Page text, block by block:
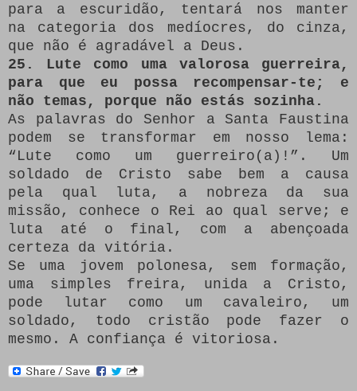
para a escuridão, tentará nos manter
na categoria dos medíocres, do cinza,
que não é agradável a Deus.
25. Lute como uma valorosa guerreira,
para que eu possa recompensar-te; e
não temas, porque não estás sozinha.
As palavras do Senhor a Santa Faustina
podem se transformar em nosso lema:
“Lute como um guerreiro(a)!”. Um
soldado de Cristo sabe bem a causa
pela qual luta, a nobreza da sua
missão, conhece o Rei ao qual serve; e
luta até o final, com a abençoada
certeza da vitória.
Se uma jovem polonesa, sem formação,
uma simples freira, unida a Cristo,
pode lutar como um cavaleiro, um
soldado, todo cristão pode fazer o
mesmo. A confiança é vitoriosa.